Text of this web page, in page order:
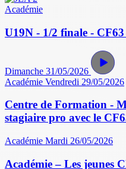
Académie
U19N - 1/2 finale -
Dimanche 31/05/2026
Académie Vendredi 29/05/2026
Centre de Formation -
stagiaire pro avec le
Académie Mardi 26/05/2026
Académie – Les jeunes